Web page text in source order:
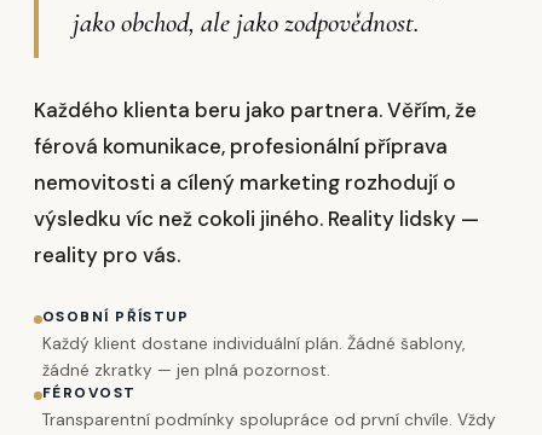
jako obchod, ale jako zodpovědnost.
Každého klienta beru jako partnera. Věřím, že
férová komunikace, profesionální příprava
nemovitosti a cílený marketing rozhodují o
výsledku víc než cokoli jiného. Reality lidsky —
reality pro vás.
OSOBNÍ PŘÍSTUP
Každý klient dostane individuální plán. Žádné šablony,
žádné zkratky — jen plná pozornost.
FÉROVOST
Transparentní podmínky spolupráce od první chvíle. Vždy